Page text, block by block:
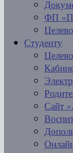
ФП
Студенту
Сайт